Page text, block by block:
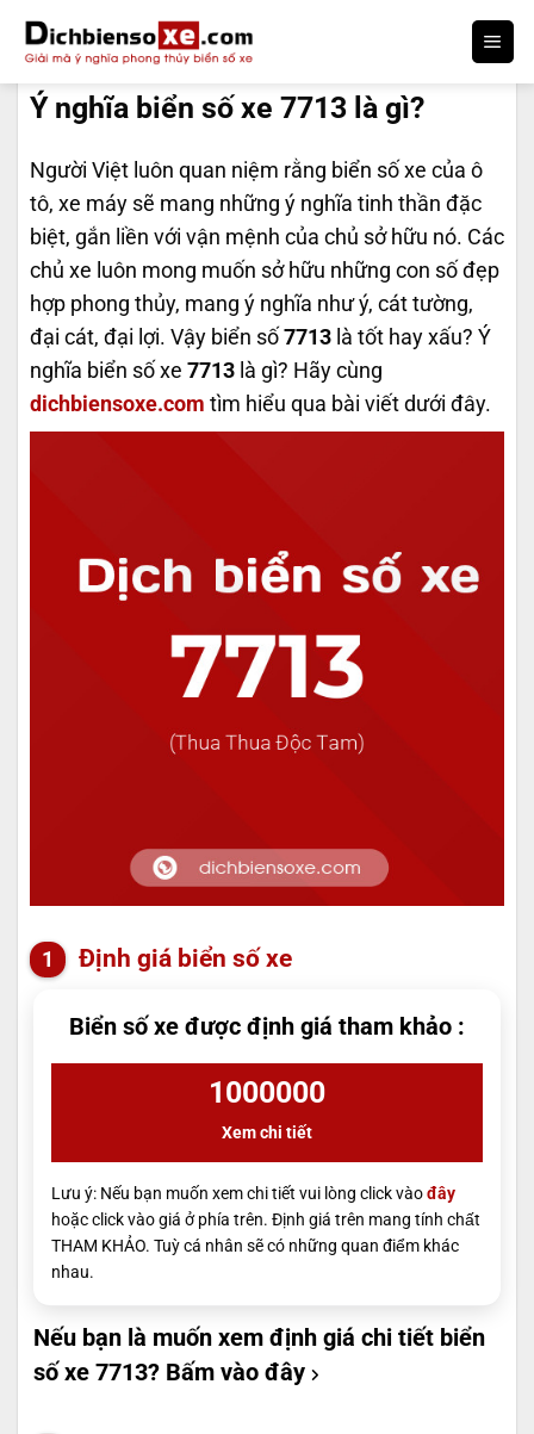
qua
nội
dungÝ nghĩa biển số xe 7713 là gì?
Người Việt luôn quan niệm rằng biển số xe của ô
tô, xe máy sẽ mang những ý nghĩa tinh thần đặc
biệt, gắn liền với vận mệnh của chủ sở hữu nó. Các
chủ xe luôn mong muốn sở hữu những con số đẹp
hợp phong thủy, mang ý nghĩa như ý, cát tường,
đại cát, đại lợi. Vậy biển số 7713 là tốt hay xấu? Ý
nghĩa biển số xe 7713 là gì? Hãy cùng
dichbiensoxe.com tìm hiểu qua bài viết dưới đây.
Định giá biển số xe
Biển số xe được định giá tham khảo :
1000000
Xem chi tiết
Lưu ý: Nếu bạn muốn xem chi tiết vui lòng click vàođây
hoặc click vào giá ở phía trên. Định giá trên mang tính chất
THAM KHẢO. Tuỳ cá nhân sẽ có những quan điểm khác
nhau.
Nếu bạn là muốn xem định giá chi tiết biển
số xe 7713? Bấm vào đây